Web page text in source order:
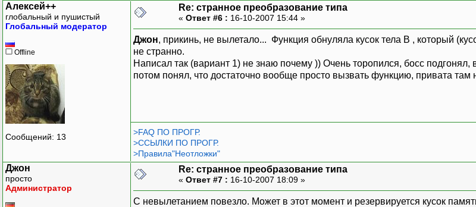
Алексей++
глобальный и пушистый
Глобальный модератор
Offline
Сообщений: 13
Re: странное преобразование типа
« Ответ #6 : 16-10-2007 15:44 »
Джон, прикинь, не вылетало... Функция обнуляла кусок тела B , который
не странно.
Написал так (вариант 1) не знаю почему )) Очень торопился, босс
потом понял, что достаточно вообще просто вызвать функцию, привата там
>FAQ ПО ПРОГР.
>ССЫЛКИ ПО ПРОГР.
>Правила"Неотложки"
Джон
просто
Администратор
Re: странное преобразование типа
« Ответ #7 : 16-10-2007 18:09 »
С невылетанием повезло. Может в этот момент и резервируется кусок